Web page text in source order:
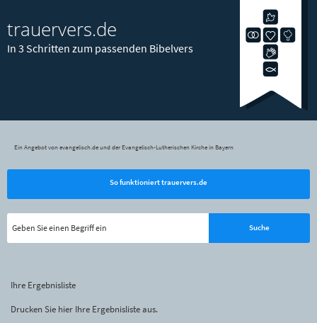
trauervers.de
In 3 Schritten zum passenden Bibelvers
Ein Angebot von evangelisch.de und der Evangelisch-Lutherischen Kirche in Bayern
So funktioniert trauervers.de
Ihre Ergebnisliste
Drucken Sie hier Ihre Ergebnisliste aus.